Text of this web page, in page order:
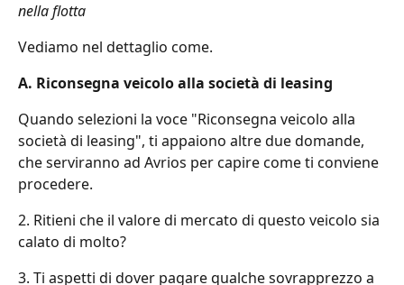
nella flotta
Vediamo nel dettaglio come.
A. Riconsegna veicolo alla società di leasing
Quando selezioni la voce "Riconsegna veicolo alla
società di leasing", ti appaiono altre due domande,
che serviranno ad Avrios per capire come ti conviene
procedere.
2. Ritieni che il valore di mercato di questo veicolo sia
calato di molto?
3. Ti aspetti di dover pagare qualche sovrapprezzo a